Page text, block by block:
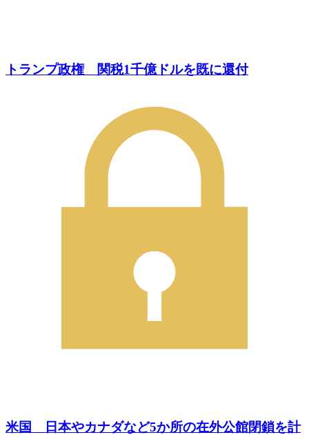
トランプ政権 関税1千億ドルを既に還付
米国 日本やカナダなど5か所の在外公館閉鎖を計